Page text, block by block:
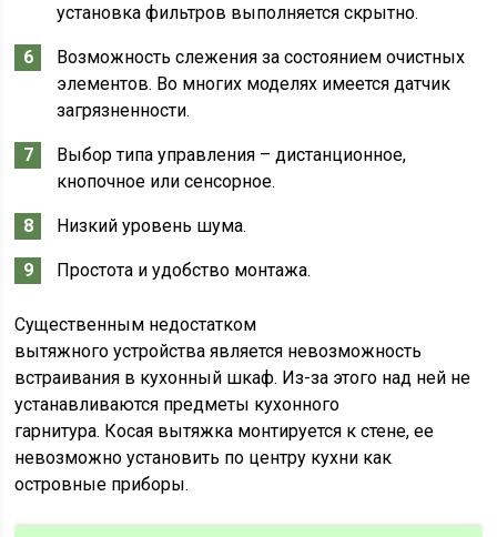
установка фильтров выполняется скрытно.
Возможность слежения за состоянием очистных
элементов. Во многих моделях имеется датчик
загрязненности.
Выбор типа управления – дистанционное,
кнопочное или сенсорное.
Низкий уровень шума.
Простота и удобство монтажа.
Существенным недостатком
вытяжного устройства является невозможность
встраивания в кухонный шкаф. Из-за этого над ней не
устанавливаются предметы кухонного
гарнитура. Косая вытяжка монтируется к стене, ее
невозможно установить по центру кухни как
островные приборы.